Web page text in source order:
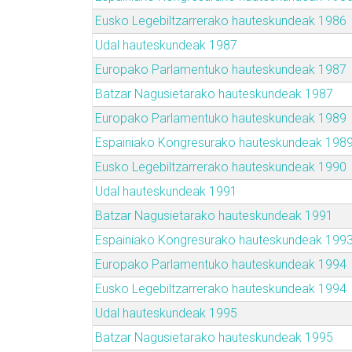
Eusko Legebiltzarrerako hauteskundeak 1986
Udal hauteskundeak 1987
Europako Parlamentuko hauteskundeak 1987
Batzar Nagusietarako hauteskundeak 1987
Europako Parlamentuko hauteskundeak 1989
Espainiako Kongresurako hauteskundeak
Eusko Legebiltzarrerako hauteskundeak 1990
Udal hauteskundeak 1991
Batzar Nagusietarako hauteskundeak 1991
Espainiako Kongresurako hauteskundeak
Europako Parlamentuko hauteskundeak 1994
Eusko Legebiltzarrerako hauteskundeak 1994
Udal hauteskundeak 1995
Batzar Nagusietarako hauteskundeak 1995